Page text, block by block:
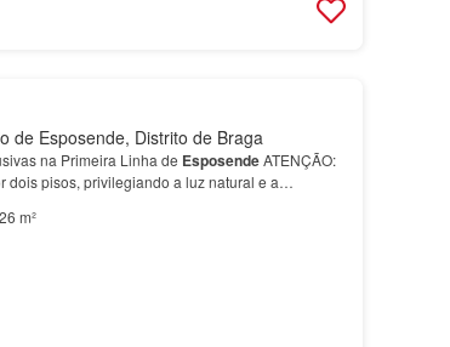
de Esposende, Distrito de Braga
na Primeira Linha de EsposendeATENÇÃO:
dois pisos, privilegiando a luz natural e a
sala comum integrada, cozi…
m²